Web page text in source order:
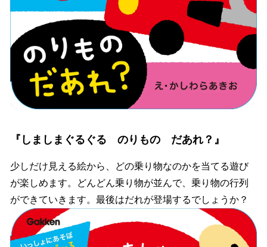
『しましまぐるぐる のりもの だあれ？』
少しだけ見える絵から、どの乗り物なのかを当てる遊び
が楽しめます。どんどん乗り物が並んで、乗り物の行列
ができていきます。最後はだれが登場するでしょうか？